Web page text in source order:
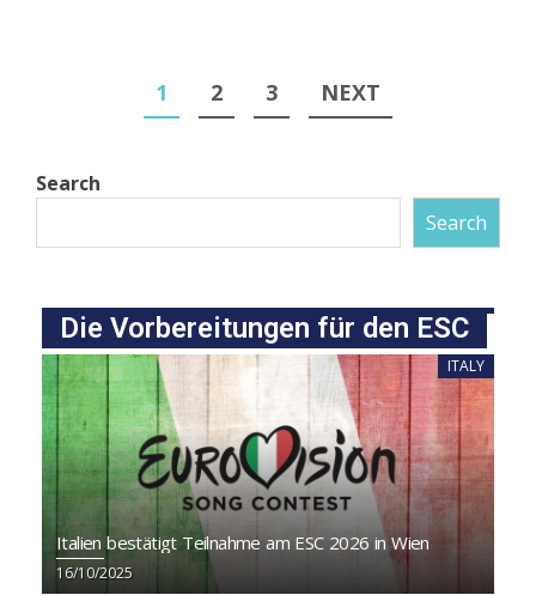
1 2 3 NEXT
Search
Search
Die Vorbereitungen für den ESC
ITALY
Italien bestätigt Teilnahme am ESC 2026 in Wien
16/10/2025